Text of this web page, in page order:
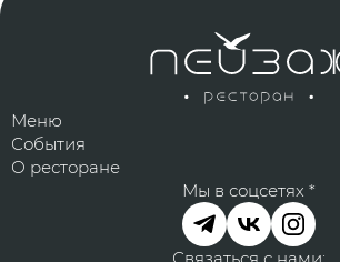
Меню
События
О ресторане
Мы в соцсетях *